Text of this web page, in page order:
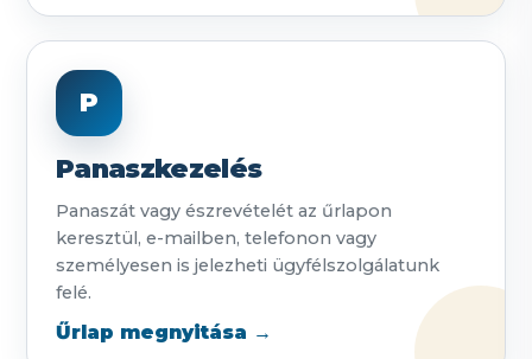
P
Panaszkezelés
Panaszát vagy észrevételét az űrlapon
keresztül, e-mailben, telefonon vagy
személyesen is jelezheti ügyfélszolgálatunk
felé.
Űrlap megnyitása →